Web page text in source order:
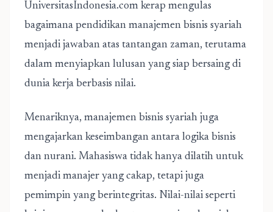
UniversitasIndonesia.com kerap mengulas
bagaimana pendidikan manajemen bisnis syariah
menjadi jawaban atas tantangan zaman, terutama
dalam menyiapkan lulusan yang siap bersaing di
dunia kerja berbasis nilai.
Menariknya, manajemen bisnis syariah juga
mengajarkan keseimbangan antara logika bisnis
dan nurani. Mahasiswa tidak hanya dilatih untuk
menjadi manajer yang cakap, tetapi juga
pemimpin yang berintegritas. Nilai-nilai seperti